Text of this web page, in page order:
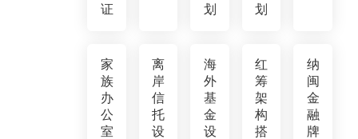
证
划
划
家
族
办
公
室
离
岸
信
托
设
海
外
基
金
设
红
筹
架
构
搭
纳
闽
金
融
牌